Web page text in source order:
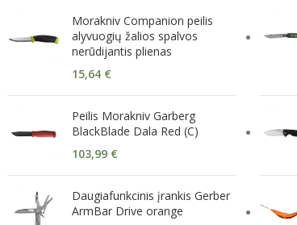
Morakniv Companion peilis
alyvuogių žalios spalvos
nerūdijantis plienas
15,64 €
Peilis Morakniv Garberg
BlackBlade Dala Red (C)
103,99 €
Daugiafunkcinis įrankis Gerber
ArmBar Drive orange